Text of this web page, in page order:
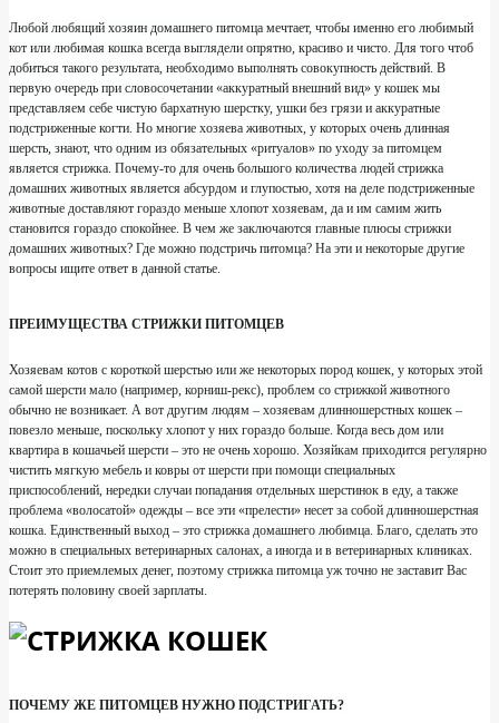
Любой любящий хозяин домашнего питомца мечтает, чтобы именно его любимый
кот или любимая кошка всегда выглядели опрятно, красиво и чисто. Для того чтоб
добиться такого результата, необходимо выполнять совокупность действий. В
первую очередь при словосочетании «аккуратный внешний вид» у кошек мы
представляем себе чистую бархатную шерстку, ушки без грязи и аккуратные
подстриженные когти. Но многие хозяева животных, у которых очень длинная
шерсть, знают, что одним из обязательных «ритуалов» по уходу за питомцем
является стрижка. Почему-то для очень большого количества людей стрижка
домашних животных является абсурдом и глупостью, хотя на деле подстриженные
животные доставляют гораздо меньше хлопот хозяевам, да и им самим жить
становится гораздо спокойнее. В чем же заключаются главные плюсы стрижки
домашних животных? Где можно подстричь питомца? На эти и некоторые другие
вопросы ищите ответ в данной статье.
ПРЕИМУЩЕСТВА СТРИЖКИ ПИТОМЦЕВ
Хозяевам котов с короткой шерстью или же некоторых пород кошек, у которых этой
самой шерсти мало (например, корниш-рекс), проблем со стрижкой животного
обычно не возникает. А вот другим людям – хозяевам длинношерстных кошек –
повезло меньше, поскольку хлопот у них гораздо больше. Когда весь дом или
квартира в кошачьей шерсти – это не очень хорошо. Хозяйкам приходится регулярно
чистить мягкую мебель и ковры от шерсти при помощи специальных
приспособлений, нередки случаи попадания отдельных шерстинок в еду, а также
проблема «волосатой» одежды – все эти «прелести» несет за собой длинношерстная
кошка. Единственный выход – это стрижка домашнего любимца. Благо, сделать это
можно в специальных ветеринарных салонах, а иногда и в ветеринарных клиниках.
Стоит это приемлемых денег, поэтому стрижка питомца уж точно не заставит Вас
потерять половину своей зарплаты.
ПОЧЕМУ ЖЕ ПИТОМЦЕВ НУЖНО ПОДСТРИГАТЬ?